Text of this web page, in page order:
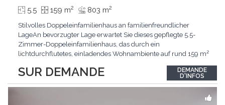
SUR DEMANDE
5.5 159 m2 803 m2
Stilvolles Doppeleinfamilienhaus an familienfreundlicher
LageAn bevorzugter Lage erwartet Sie dieses gepflegte 5.5-
Zimmer-Doppeleinfamilienhaus, das durch ein
lichtdurchflutetes, einladendes Wohnambiente auf rund 159 m²
Liegenschaft in einem hervorragenden Zustand und vereint
zeitgemässen Wohnkomfort perfekt mit nachhaltiger
DEMANDE
D'INFOS